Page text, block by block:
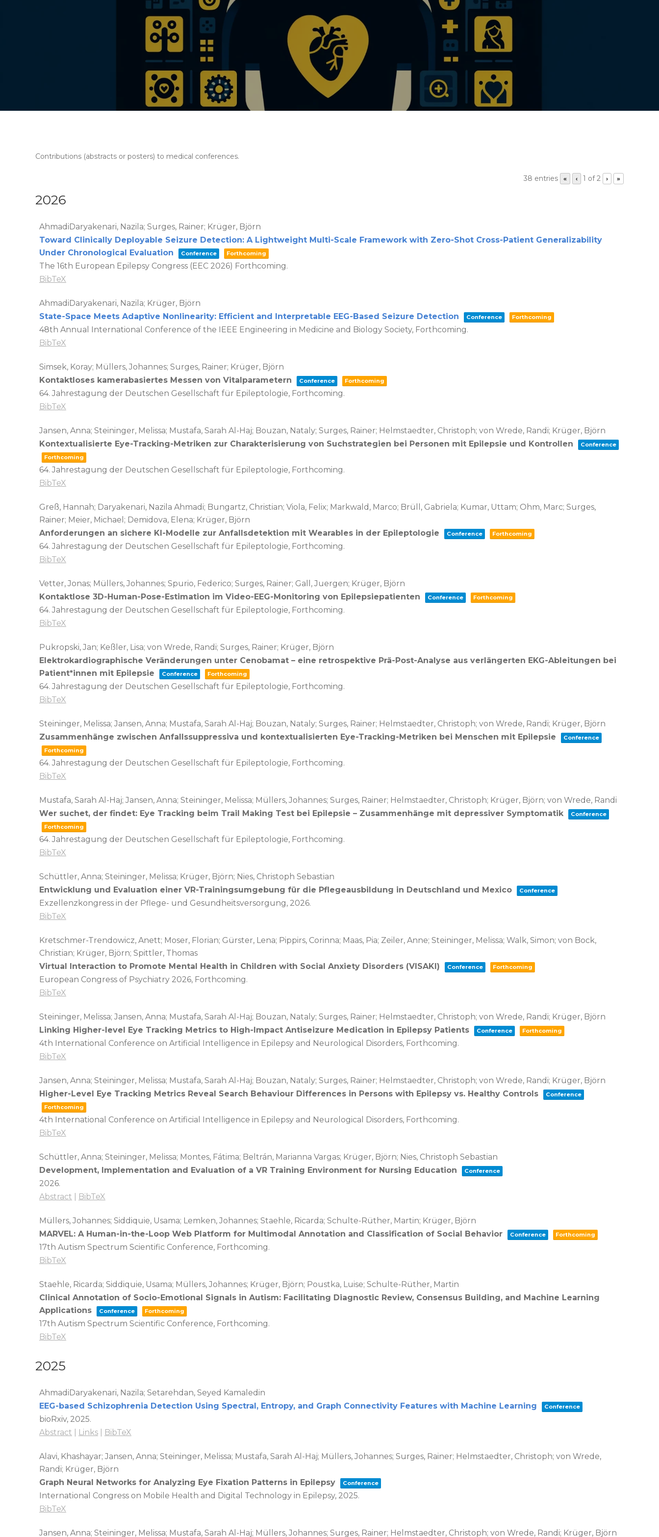
Contributions (abstracts or posters) to medical conferences.
38 entries « ‹ 1 of 2 › »
2026
AhmadiDaryakenari, Nazila; Surges, Rainer; Krüger, Björn
Toward Clinically Deployable Seizure Detection: A Lightweight Multi-Scale Framework with Zero-Shot Cross-Patient Generalizability
Under Chronological Evaluation
Conference Forthcoming
The 16th European Epilepsy Congress (EEC 2026) Forthcoming.
BibTeX
AhmadiDaryakenari, Nazila; Krüger, Björn
State-Space Meets Adaptive Nonlinearity: Efficient and Interpretable EEG-Based Seizure Detection
Conference Forthcoming
48th Annual International Conference of the IEEE Engineering in Medicine and Biology Society, Forthcoming.
BibTeX
Simsek, Koray; Müllers, Johannes; Surges, Rainer; Krüger, Björn
Kontaktloses kamerabasiertes Messen von Vitalparametern
Conference Forthcoming
64. Jahrestagung der Deutschen Gesellschaft für Epileptologie, Forthcoming.
BibTeX
Jansen, Anna; Steininger, Melissa; Mustafa, Sarah Al-Haj; Bouzan, Nataly; Surges, Rainer; Helmstaedter, Christoph; von Wrede, Randi; Krüger, Björn
Kontextualisierte Eye-Tracking-Metriken zur Charakterisierung von Suchstrategien bei Personen mit Epilepsie und Kontrollen
Conference
Forthcoming
64. Jahrestagung der Deutschen Gesellschaft für Epileptologie, Forthcoming.
BibTeX
Greß, Hannah; Daryakenari, Nazila Ahmadi; Bungartz, Christian; Viola, Felix; Markwald, Marco; Brüll, Gabriela; Kumar, Uttam; Ohm, Marc; Surges,
Rainer; Meier, Michael; Demidova, Elena; Krüger, Björn
Anforderungen an sichere KI-Modelle zur Anfallsdetektion mit Wearables in der Epileptologie
Conference Forthcoming
64. Jahrestagung der Deutschen Gesellschaft für Epileptologie, Forthcoming.
BibTeX
Vetter, Jonas; Müllers, Johannes; Spurio, Federico; Surges, Rainer; Gall, Juergen; Krüger, Björn
Kontaktlose 3D-Human-Pose-Estimation im Video-EEG-Monitoring von Epilepsiepatienten
Conference Forthcoming
64. Jahrestagung der Deutschen Gesellschaft für Epileptologie, Forthcoming.
BibTeX
Pukropski, Jan; Keßler, Lisa; von Wrede, Randi; Surges, Rainer; Krüger, Björn
Elektrokardiographische Veränderungen unter Cenobamat – eine retrospektive Prä-Post-Analyse aus verlängerten EKG-Ableitungen bei
Patient*innen mit Epilepsie
Conference Forthcoming
64. Jahrestagung der Deutschen Gesellschaft für Epileptologie, Forthcoming.
BibTeX
Steininger, Melissa; Jansen, Anna; Mustafa, Sarah Al-Haj; Bouzan, Nataly; Surges, Rainer; Helmstaedter, Christoph; von Wrede, Randi; Krüger, Björn
Zusammenhänge zwischen Anfallssuppressiva und kontextualisierten Eye-Tracking-Metriken bei Menschen mit Epilepsie
Conference
Forthcoming
64. Jahrestagung der Deutschen Gesellschaft für Epileptologie, Forthcoming.
BibTeX
Mustafa, Sarah Al-Haj; Jansen, Anna; Steininger, Melissa; Müllers, Johannes; Surges, Rainer; Helmstaedter, Christoph; Krüger, Björn; von Wrede, Randi
Wer suchet, der findet: Eye Tracking beim Trail Making Test bei Epilepsie – Zusammenhänge mit depressiver Symptomatik
Conference
Forthcoming
64. Jahrestagung der Deutschen Gesellschaft für Epileptologie, Forthcoming.
BibTeX
Schüttler, Anna; Steininger, Melissa; Krüger, Björn; Nies, Christoph Sebastian
Entwicklung und Evaluation einer VR-Trainingsumgebung für die Pflegeausbildung in Deutschland und Mexico
Conference
Exzellenzkongress in der Pflege- und Gesundheitsversorgung, 2026.
BibTeX
Kretschmer-Trendowicz, Anett; Moser, Florian; Gürster, Lena; Pippirs, Corinna; Maas, Pia; Zeiler, Anne; Steininger, Melissa; Walk, Simon; von Bock,
Christian; Krüger, Björn; Spittler, Thomas
Virtual Interaction to Promote Mental Health in Children with Social Anxiety Disorders (VISAKI)
Conference Forthcoming
European Congress of Psychiatry 2026, Forthcoming.
BibTeX
Steininger, Melissa; Jansen, Anna; Mustafa, Sarah Al-Haj; Bouzan, Nataly; Surges, Rainer; Helmstaedter, Christoph; von Wrede, Randi; Krüger, Björn
Linking Higher-level Eye Tracking Metrics to High-Impact Antiseizure Medication in Epilepsy Patients
Conference Forthcoming
4th International Conference on Artificial Intelligence in Epilepsy and Neurological Disorders, Forthcoming.
BibTeX
Jansen, Anna; Steininger, Melissa; Mustafa, Sarah Al-Haj; Bouzan, Nataly; Surges, Rainer; Helmstaedter, Christoph; von Wrede, Randi; Krüger, Björn
Higher-Level Eye Tracking Metrics Reveal Search Behaviour Differences in Persons with Epilepsy vs. Healthy Controls
Conference
Forthcoming
4th International Conference on Artificial Intelligence in Epilepsy and Neurological Disorders, Forthcoming.
BibTeX
Schüttler, Anna; Steininger, Melissa; Montes, Fátima; Beltrán, Marianna Vargas; Krüger, Björn; Nies, Christoph Sebastian
Development, Implementation and Evaluation of a VR Training Environment for Nursing Education
Conference
2026.
Abstract
BibTeX
Müllers, Johannes; Siddiquie, Usama; Lemken, Johannes; Staehle, Ricarda; Schulte-Rüther, Martin; Krüger, Björn
MARVEL: A Human-in-the-Loop Web Platform for Multimodal Annotation and Classification of Social Behavior
Conference Forthcoming
17th Autism Spectrum Scientific Conference, Forthcoming.
BibTeX
Staehle, Ricarda; Siddiquie, Usama; Müllers, Johannes; Krüger, Björn; Poustka, Luise; Schulte-Rüther, Martin
Clinical Annotation of Socio-Emotional Signals in Autism: Facilitating Diagnostic Review, Consensus Building, and Machine Learning
Applications
Conference Forthcoming
17th Autism Spectrum Scientific Conference, Forthcoming.
BibTeX
2025
AhmadiDaryakenari, Nazila; Setarehdan, Seyed Kamaledin
EEG-based Schizophrenia Detection Using Spectral, Entropy, and Graph Connectivity Features with Machine Learning
Conference
bioRxiv, 2025.
Abstract
Links BibTeX
Alavi, Khashayar; Jansen, Anna; Steininger, Melissa; Mustafa, Sarah Al-Haj; Müllers, Johannes; Surges, Rainer; Helmstaedter, Christoph; von Wrede,
Randi; Krüger, Björn
Graph Neural Networks for Analyzing Eye Fixation Patterns in Epilepsy
Conference
International Congress on Mobile Health and Digital Technology in Epilepsy, 2025.
BibTeX
Jansen, Anna; Steininger, Melissa; Mustafa, Sarah Al-Haj; Müllers, Johannes; Surges, Rainer; Helmstaedter, Christoph; von Wrede, Randi; Krüger, Björn